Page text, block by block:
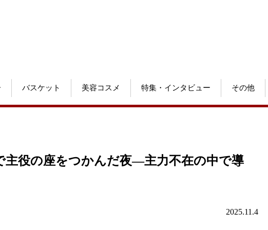
バスケット 美容コスメ 特集・インタビュー その他
主役の座をつかんだ夜—主力不在の中で導
2025.11.4